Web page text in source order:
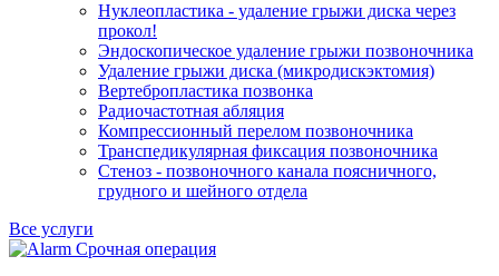
Нуклеопластика - удаление грыжи диска через
прокол!
Эндоскопическое удаление грыжи позвоночника
Удаление грыжи диска (микродискэктомия)
Вертебропластика позвонка
Радиочастотная абляция
Компрессионный перелом позвоночника
Транспедикулярная фиксация позвоночника
Стеноз - позвоночного канала поясничного,
грудного и шейного отдела
Все услуги
Срочная операция